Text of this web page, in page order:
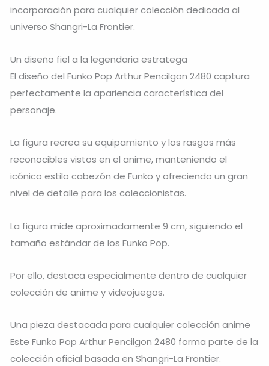
incorporación para cualquier colección dedicada al
universo Shangri-La Frontier.
Un diseño fiel a la legendaria estratega
El diseño del Funko Pop Arthur Pencilgon 2480 captura
perfectamente la apariencia característica del
personaje.
La figura recrea su equipamiento y los rasgos más
reconocibles vistos en el anime, manteniendo el
icónico estilo cabezón de Funko y ofreciendo un gran
nivel de detalle para los coleccionistas.
La figura mide aproximadamente 9 cm, siguiendo el
tamaño estándar de los Funko Pop.
Por ello, destaca especialmente dentro de cualquier
colección de anime y videojuegos.
Una pieza destacada para cualquier colección anime
Este Funko Pop Arthur Pencilgon 2480 forma parte de la
colección oficial basada en Shangri-La Frontier.